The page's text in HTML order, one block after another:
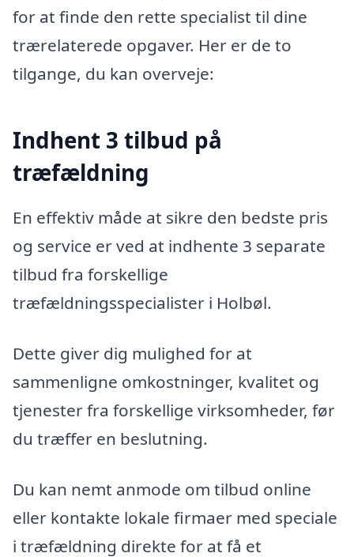
for at finde den rette specialist til dine
trærelaterede opgaver. Her er de to
tilgange, du kan overveje:
Indhent 3 tilbud på
træfældning
En effektiv måde at sikre den bedste pris
og service er ved at indhente 3 separate
tilbud fra forskellige
træfældningsspecialister i Holbøl.
Dette giver dig mulighed for at
sammenligne omkostninger, kvalitet og
tjenester fra forskellige virksomheder, før
du træffer en beslutning.
Du kan nemt anmode om tilbud online
eller kontakte lokale firmaer med speciale
i træfældning direkte for at få et